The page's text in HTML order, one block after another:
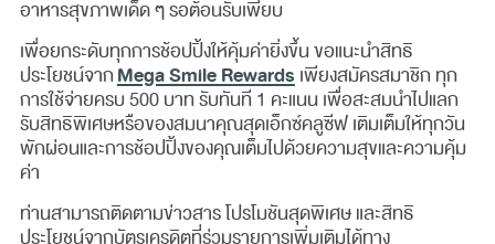
อาหารสุขภาพเด็ด ๆ รอต้อนรับเพียบ
เพื่อยกระดับทุกการช้อปปิ้งให้คุ้มค่ายิ่งขึ้น ขอแนะนำสิทธิ
ประโยชน์จากMega Smile Rewardsเพียงสมัครสมาชิก ทุก
การใช้จ่ายครบ 500 บาท รับทันที 1 คะแนน เพื่อสะสมนำไปแลก
รับสิทธิพิเศษหรือของสมนาคุณสุดเอ็กซ์คลูซีฟ เติมเต็มให้ทุกวัน
พักผ่อนและการช้อปปิ้งของคุณเต็มไปด้วยความสุขและความคุ้ม
ค่า
ท่านสามารถติดตามข่าวสาร โปรโมชันสุดพิเศษ และสิทธิ
ประโยชน์จากบัตรเครดิตที่ร่วมรายการเพิ่มเติมได้ทาง